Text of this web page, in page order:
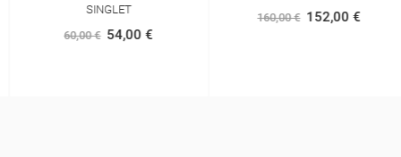
SINGLET
60,00 € 54,00 €
160,00 € 152,00 €